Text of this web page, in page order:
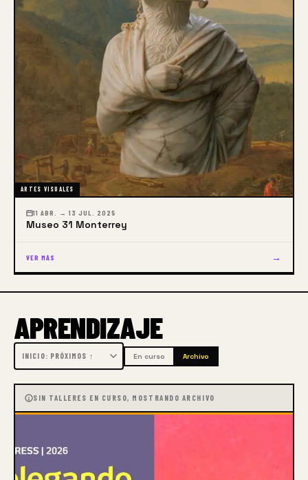
ARTES VISUALES
11 ABR. → 13 JUL. 2025
Museo 31 Monterrey
VER MÁS →
APRENDIZAJE
En curso Archivo
SIN TALLERES EN CURSO, MOSTRANDO ARCHIVO